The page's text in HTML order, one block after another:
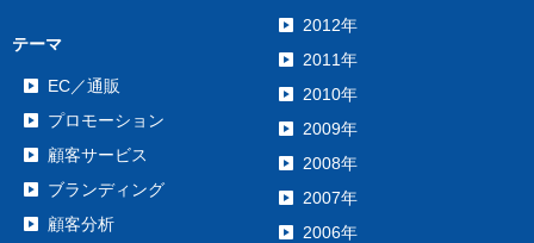
テーマ
EC／通販
プロモーション
顧客サービス
ブランディング
顧客分析
2012年
2011年
2010年
2009年
2008年
2007年
2006年